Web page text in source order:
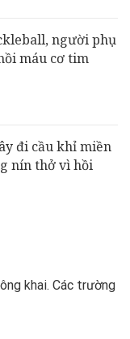
người phụ
máu cơ tim
đi cầu khỉ miền
nín thở vì hồi
khai. Các trường